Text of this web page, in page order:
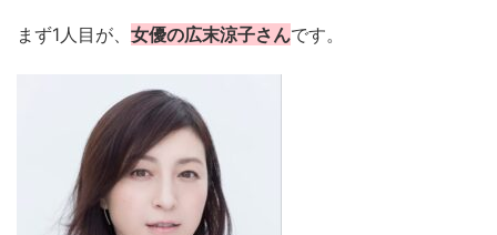
まず1人目が、 女優の広末涼子さんです。